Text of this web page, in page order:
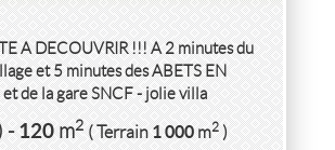
A DECOUVRIR !!! A 2 minutes du
et 5 minutes des ABETS EN
de la gare SNCF - jolie villa
1998 de 120m2hab composé...
-120m2 ( Terrain1 000m2)
DE CARACTÈRE 197M² HAB
SAVOIE